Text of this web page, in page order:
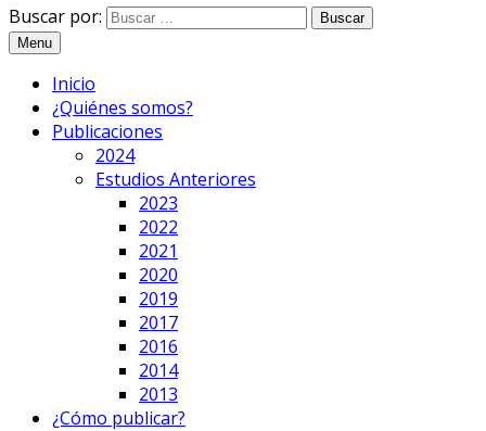
Buscar por:
Menu
Inicio
¿Quiénes somos?
Publicaciones
2024
Estudios Anteriores
2023
2022
2021
2020
2019
2017
2016
2014
2013
¿Cómo publicar?